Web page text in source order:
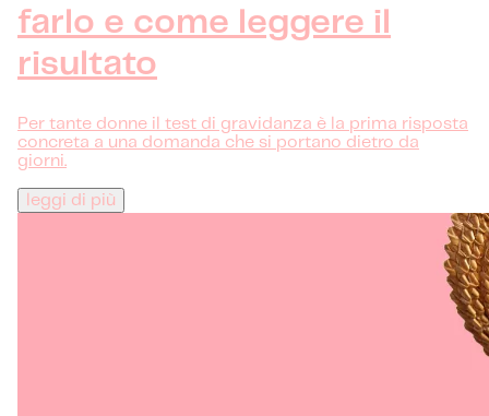
farlo e come leggere il
risultato
Per tante donne il test di gravidanza è la prima risposta
concreta a una domanda che si portano dietro da
giorni.
leggi di più